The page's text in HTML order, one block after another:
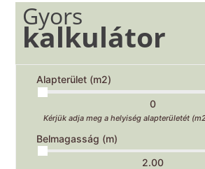
Gyors
kalkulátor
Alapterület (m2)
0
Kérjük adja meg a helyiség alapterületét
Belmagasság (m)
2.00